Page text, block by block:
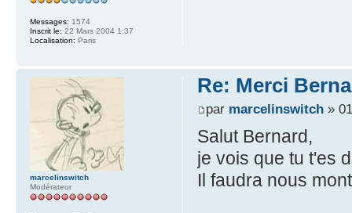
Messages: 1574
Inscrit le: 22 Mars 2004 1:37
Localisation: Paris
Re: Merci
par marcelinswitch»
Salut Bernard,
je vois que tu t'es
Il faudra nous
marcelinswitch
Modérateur